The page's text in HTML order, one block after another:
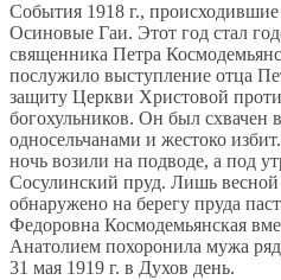
События 1918 г., происходившие
Осиновые Гаи. Этот год стал
священника Петра
послужило выступление отца
защиту Церкви Христовой
богохульников. Он был схвачен
односельчанами и жестоко
ночь возили на подводе, а под
Сосулинский пруд. Лишь весной
обнаружено на берегу пруда
Федоровна Космодемьянская
Анатолием похоронила мужа
31 мая 1919 г. в Духов день.